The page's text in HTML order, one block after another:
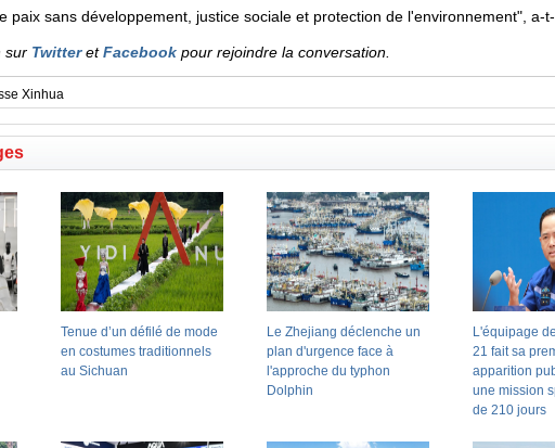
paix sans développement, justice sociale et protection de l'environnement", a-t-
sur TwitteretFacebookpour rejoindre la conversation.
Xinhua